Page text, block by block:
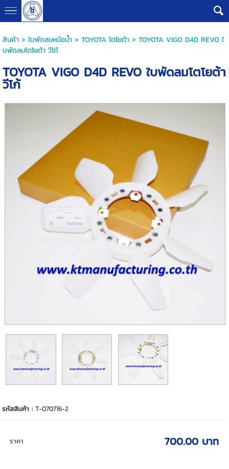
G-B0V8PHQSMZ
สินค้า> ใบพัดลมหม้อน้ำ> TOYOTA โตโยต้า> TOYOTA VIGO D4D REVO ใ
บพัดลมโตโยต้า วีโก้
TOYOTA VIGO D4D REVO ใบพัดลมโตโยต้า
วีโก้
รหัสสินค้า :T-070716-2
ราคา 700.00 บาท